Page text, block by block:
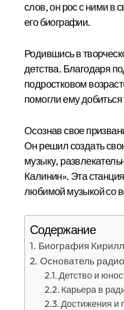
слов, он рос с ними в
его биографии.
Родившись в
детства. Благодаря
подростковом
помогли ему
Осознав свое
Он решил создать
музыку,
Калинин». Эта
любимой музыкой со
Содержание
Биография
Основатель
Детство и
Карьера в
Достижения и